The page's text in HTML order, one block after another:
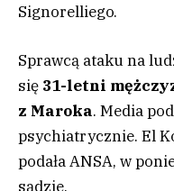
Signorelliego.
Sprawcą ataku na
się 31-letni
z Maroka. Media
psychiatrycznie. El
podała ANSA, w
sądzie.